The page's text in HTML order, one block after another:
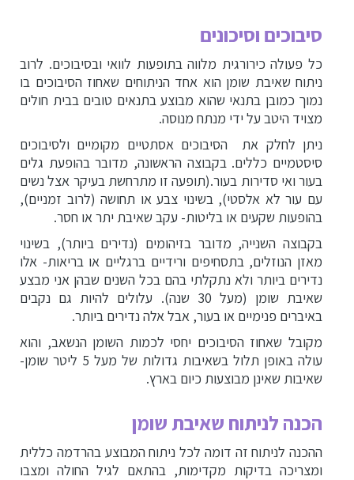
סיבוכים וסיכונים
כל פעולה כירורגית מלווה בתופעות לוואי ובסיבוכים. לרוב
ניתוח שאיבת שומן הוא אחד הניתוחים שאחוז הסיבוכים בו
נמוך כמובן בתנאי שהוא מבוצע בתנאים טובים בבית חולים
מצויד היטב על ידי מנתח מנוסה.
ניתן לחלק את הסיבוכים אסתטיים מקומיים ולסיבוכים
סיסטמיים כללים. בקבוצה הראשונה, מדובר בהופעת גלים
בעור ואי סדירות בעור.(תופעה זו מתרחשת בעיקר אצל נשים
עם עור לא אלסטי), בשינוי צבע או תחושה (לרוב זמניים),
בהופעות שקעים או בליטות- עקב שאיבת יתר או חסר.
בקבוצה השנייה, מדובר בזיהומים (נדירים ביותר), בשינוי
מאזן הנוזלים, בתסחיפים ורידיים ברגליים או בריאות- אלו
נדירים ביותר ולא נתקלתי בהם בכל השנים שבהן אני מבצע
שאיבת שומן (מעל 30 שנה). עלולים להיות גם נקבים
באיברים פנימיים או בעור, אבל אלה נדירים ביותר.
מקובל שאחוז הסיבוכים יחסי לכמות השומן הנשאב, והוא
עולה באופן תלול בשאיבות גדולות של מעל 5 ליטר שומן-
שאיבות שאינן מבוצעות כיום בארץ.
הכנה לניתוח שאיבת שומן
ההכנה לניתוח זה דומה לכל ניתוח המבוצע בהרדמה כללית
ומצריכה בדיקות מקדימות, בהתאם לגיל החולה ומצבו